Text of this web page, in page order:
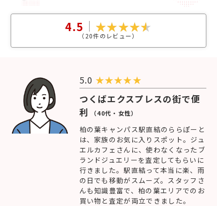
4.5
（ 20件のレビュー）
5.0 ★★★★★
つくばエクスプレスの街で便
利
（40代・女性）
柏の葉キャンパス駅直結のららぽーと
は、家族のお気に入りスポット。ジュ
エルカフェさんに、使わなくなったブ
ランドジュエリーを査定してもらいに
行きました。駅直結って本当に楽、雨
の日でも移動がスムーズ。スタッフさ
んも知識豊富で、柏の葉エリアでのお
買い物と査定が両立できました。